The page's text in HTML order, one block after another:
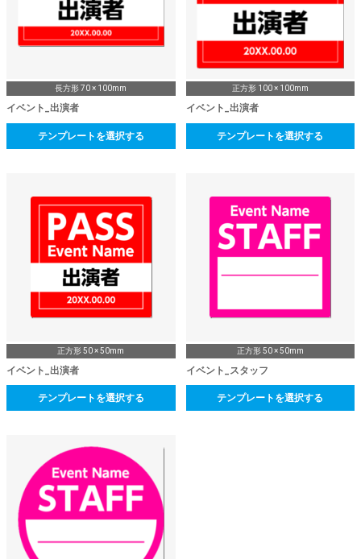
長方形 70 × 100mm
イベント_出演者
テンプレートを選択する
正方形 100 × 100mm
イベント_出演者
テンプレートを選択する
正方形 50 × 50mm
イベント_出演者
テンプレートを選択する
正方形 50 × 50mm
イベント_スタッフ
テンプレートを選択する